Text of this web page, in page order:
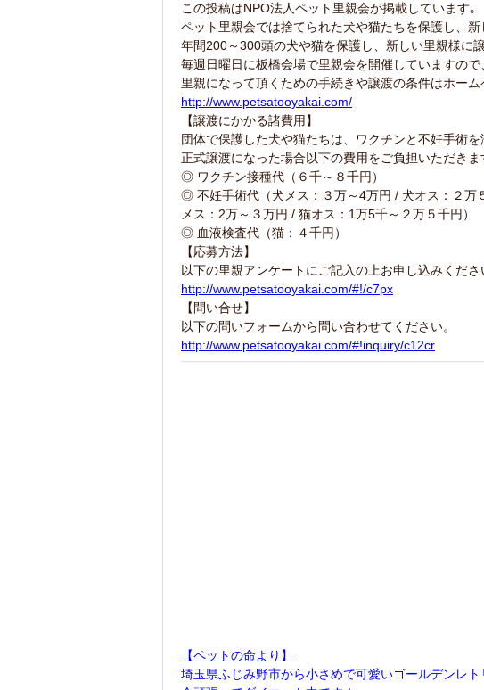
この投稿はNPO法人ペット里親会が掲載しています｡
ペット里親会では捨てられた犬や猫たちを保護し、
年間200～300頭の犬や猫を保護し、新しい里親様に
毎週日曜日に板橋会場で里親会を開催していますので
里親になって頂くための手続きや譲渡の条件はホーム
http://www.petsatooyakai.com/
【譲渡にかかる諸費用】
団体で保護した犬や猫たちは、ワクチンと不妊手術を
正式譲渡になった場合以下の費用をご負担いただきま
◎ ワクチン接種代（６千～８千円）
◎ 不妊手術代（犬メス：３万～4万円 / 犬オス：２万
メス：2万～３万円 / 猫オス：1万5千～２万５千円）
◎ 血液検査代（猫：４千円）
【応募方法】
以下の里親アンケートにご記入の上お申し込みくださ
http://www.petsatooyakai.com/#!/c7px
【問い合せ】
以下の問いフォームから問い合わせてください。
http://www.petsatooyakai.com/#!inquiry/c12cr
【ペットの命より】
埼玉県ふじみ野市から小さめで可愛いゴールデンレト